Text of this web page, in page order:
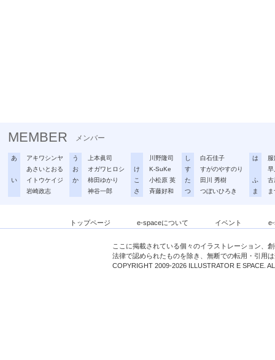
MEMBER メンバー
あ
アキワシンヤ
あさいとおる
い
イトウケイジ
岩崎政志
う
上本眞司
お
オガワヒロシ
か
柿田ゆかり
神谷一郎
川野隆司
け
K-SuKe
こ
小松原 英
さ
斉藤好和
し
白石佳子
す
すがのやすのり
た
田川 秀樹
つ
つぼいひろき
は
早
ふ
古
ま
トップページ e-spaceについて イベント
ここに掲載されている個々のイラストレーション、
法律で認められたものを除き、無断での転用・引用
COPYRIGHT 2009-2026 ILLUSTRATOR E SPACE.